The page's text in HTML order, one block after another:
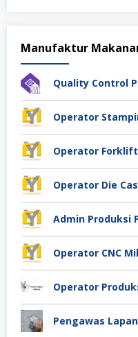
Manufaktur
Admin Produksi